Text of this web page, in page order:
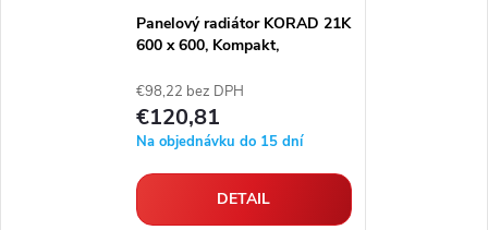
Panelový radiátor KORAD 21K
600 x 600, Kompakt,
€98,22 bez DPH
€120,81
Na objednávku do 15 dní
DETAIL